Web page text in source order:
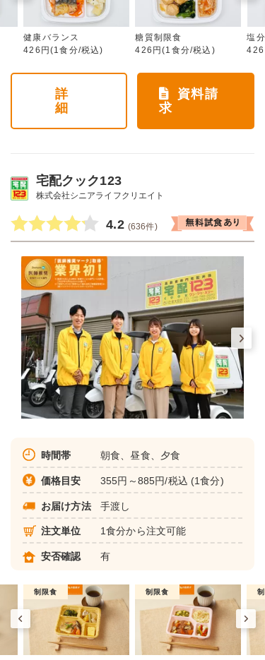
健康バランス
426円(1食分/税込)
糖質制限食
426円(1食分/税込)
塩
詳
細
資料請
求
宅配クック123
株式会社シニアライフクリエイト
4.2 (636件)
時間帯 朝食、昼食、夕食
価格目安 355円～885円/税込 (1食分)
お届け方法 手渡し
注文単位 1食分から注文可能
安否確認 有
制限食 制限食